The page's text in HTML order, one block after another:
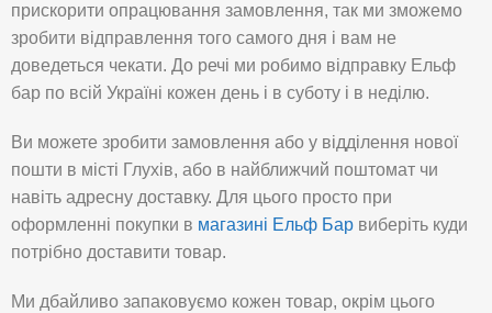
прискорити опрацювання замовлення, так ми зможемо
зробити відправлення того самого дня і вам не
доведеться чекати. До речі ми робимо відправку Ельф
бар по всій Україні кожен день і в суботу і в неділю.
Ви можете зробити замовлення або у відділення нової
пошти в місті Глухів, або в найближчий поштомат чи
навіть адресну доставку. Для цього просто при
оформленні покупки в магазині Ельф Бар виберіть куди
потрібно доставити товар.
Ми дбайливо запаковуємо кожен товар, окрім цього